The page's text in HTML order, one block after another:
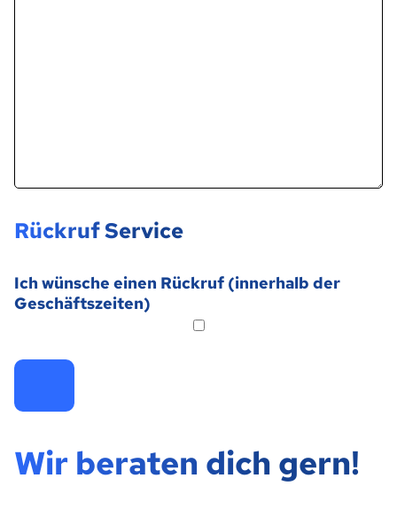
Rückruf Service
Ich wünsche einen Rückruf (innerhalb der
Geschäftszeiten)
Wir beraten dich gern!